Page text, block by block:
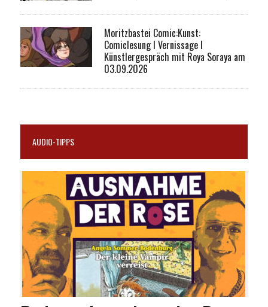
Moritzbastei Comic:Kunst:
Comiclesung I Vernissage I
Künstlergespräch mit Roya Soraya am
03.09.2026
AUDIO-TIPPS